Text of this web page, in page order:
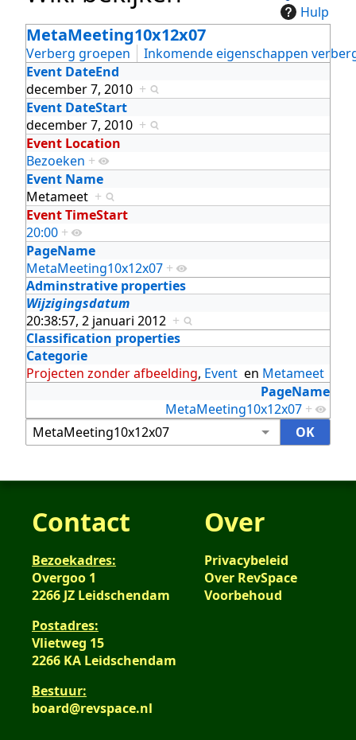
Hulp
MetaMeeting10x12x07
Verberg groepen
Inkomende eigenschappen
Event DateEnd
december 7, 2010 +
Event DateStart
december 7, 2010 +
Event Location
Bezoeken +
Event Name
Metameet +
Event TimeStart
20:00 +
PageName
MetaMeeting10x12x07 +
Adminstrative properties
Wijzigingsdatum
20:38:57, 2 januari 2012 +
Classification properties
Categorie
Projecten zonder afbeelding, Event en Metameet
PageName
MetaMeeting10x12x07 +
Contact
Bezoekadres:
Overgoo 1
2266 JZ Leidschendam
Postadres:
Vlietweg 15
2266 KA Leidschendam
Bestuur:
board@revspace.nl
Over
Privacybeleid
Over RevSpace
Voorbehoud